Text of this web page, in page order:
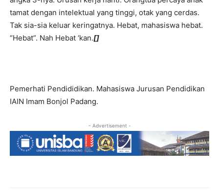
tamat dengan intelektual yang tinggi, otak yang cerdas.
Tak sia-sia keluar keringatnya. Hebat, mahasiswa hebat.
“Hebat”. Nah Hebat ‘kan.[]
Pemerhati Pendididikan. Mahasiswa Jurusan Pendidikan
IAIN Imam Bonjol Padang.
- Advertisement -